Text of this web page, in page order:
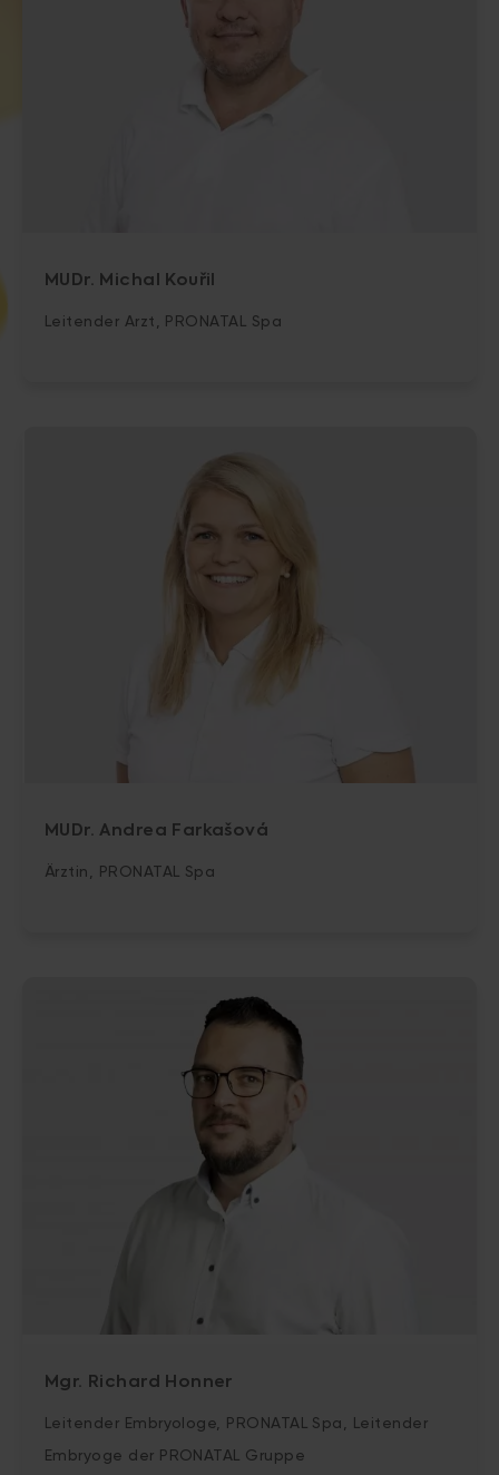
MUDr. Michal Kouřil
Leitender Arzt, PRONATAL Spa
MUDr. Andrea Farkašová
Ärztin, PRONATAL Spa
Mgr. Richard Honner
Leitender Embryologe, PRONATAL Spa, Leitender
Embryoge der PRONATAL Gruppe